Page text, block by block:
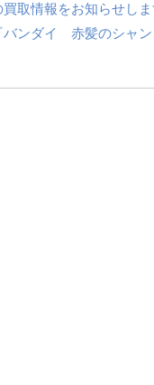
取情報をお知らせしま
ンダイ 赤髪のシャ